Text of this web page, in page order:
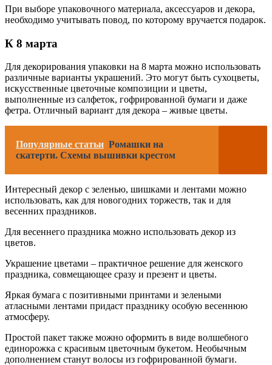
При выборе упаковочного материала, аксессуаров и декора,
необходимо учитывать повод, по которому вручается подарок.
К 8 марта
Для декорирования упаковки на 8 марта можно использовать
различные варианты украшений. Это могут быть сухоцветы,
искусственные цветочные композиции и цветы,
выполненные из салфеток, гофрированной бумаги и даже
фетра. Отличный вариант для декора – живые цветы.
Популярные статьи Ромашки на
скатерти. Схемы вышивки крестом
Интересный декор с зеленью, шишками и лентами можно
использовать, как для новогодних торжеств, так и для
весенних праздников.
Для весеннего праздника можно использовать декор из
цветов.
Украшение цветами – практичное решение для женского
праздника, совмещающее сразу и презент и цветы.
Яркая бумага с позитивными принтами и зелеными
атласными лентами придаст празднику особую весеннюю
атмосферу.
Простой пакет также можно оформить в виде волшебного
единорожка с красивым цветочным букетом. Необычным
дополнением станут волосы из гофрированной бумаги.